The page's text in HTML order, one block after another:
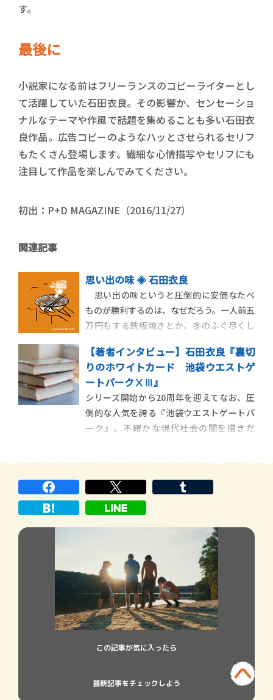
す。
最後に
小説家になる前はフリーランスのコピーライターとし
て活躍していた石田衣良。その影響か、センセーショ
ナルなテーマや作風で話題を集めることも多い石田衣
良作品。広告コピーのようなハッとさせられるセリフ
もたくさん登場します。繊細な心情描写やセリフにも
注目して作品を楽しんでみてください。
初出：P+D MAGAZINE（2016/11/27）
関連記事
思い出の味 ◈ 石田衣良
思い出の味というと圧倒的に安価なたべ
ものが勝利するのは、なぜだろう。一人前五
万円もする鉄板焼きとか、冬のふぐ尽くし
浮かんでこない。まして、海外でたべたごに
ょごにょと長い名前のなんとか風のひと皿
なんて、記憶のかなたに消えてしまってい
る。
【著者インタビュー】石田衣良『裏切
りのホワイトカード 池袋ウエストゲ
ートパークⅩⅢ』
シリーズ開始から20周年を迎えてなお、圧
倒的な人気を誇る『池袋ウエストゲートパ
ーク』。不確かな現代社会の闇を描きだ
13弾 不確かな時代でも「真実」はある！
『裏切りのホワイトカー […]
この記事が気に入ったら
最新記事をチェックしよう